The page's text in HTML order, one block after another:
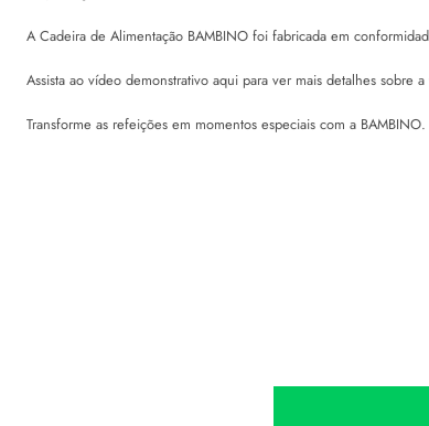
A Cadeira de Alimentação BAMBINO foi fabricada em
Assista ao vídeo demonstrativo aqui para ver mais detalhes sobre
Transforme as refeições em momentos especiais com a